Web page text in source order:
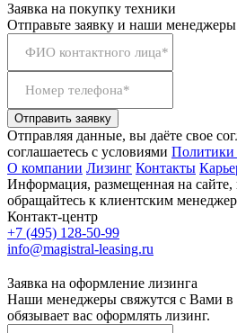
Заявка на покупку техники
Отправьте заявку и наши
ФИО контактного лица*
Номер телефона*
Отправить заявку
Отправляя данные, вы даёте свое
соглашаетесь с условиями Политики
О компании Лизинг Контакты
Информация, размещенная на
обращайтесь к клиентским
Контакт-центр
+7 (495) 128-50-99
info@magistral-leasing.ru
Заявка на оформление лизинга
Наши менеджеры свяжутся с Вами в
обязывает вас оформлять лизинг.